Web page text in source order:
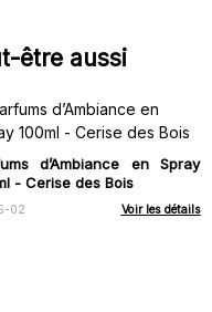
être aussi
d’Ambiance en Spray
- Cerise des Bois
02 Voir les détails